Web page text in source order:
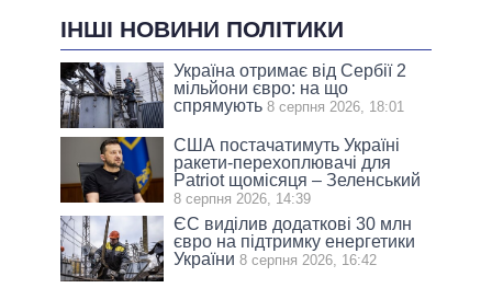
ІНШІ НОВИНИ ПОЛІТИКИ
Україна отримає від Сербії 2
мільйони євро: на що
спрямують 8 серпня 2026, 18:01
США постачатимуть Україні
ракети-перехоплювачі для
Patriot щомісяця – Зеленський
8 серпня 2026, 14:39
ЄС виділив додаткові 30 млн
євро на підтримку енергетики
України 8 серпня 2026, 16:42